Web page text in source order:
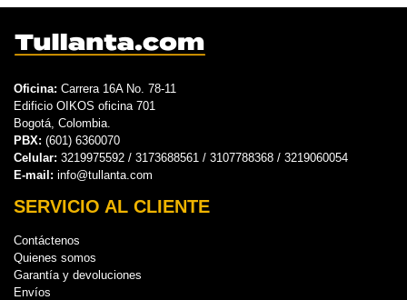
Oficina: Carrera 16A No. 78-11
Edificio OIKOS oficina 701
Bogotá, Colombia.
PBX: (601) 6360070
Celular: 3219975592 / 3173688561 / 3107788368 / 3219060054
E-mail: info@tullanta.com
SERVICIO AL CLIENTE
Contáctenos
Quienes somos
Garantía y devoluciones
Envíos